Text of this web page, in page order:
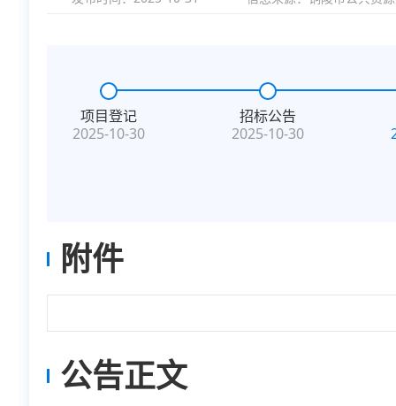
项目登记
2025-10-30
招标公告
2025-10-30
附件
公告正文